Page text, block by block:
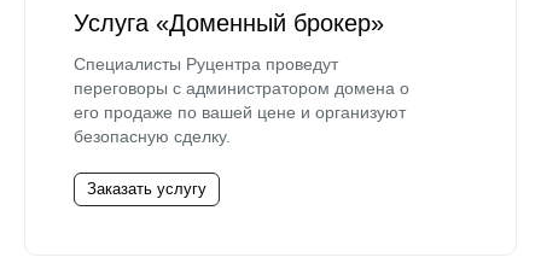
Услуга «Доменный брокер»
Специалисты Руцентра проведут
переговоры с администратором домена о
его продаже по вашей цене и организуют
безопасную сделку.
Заказать услугу